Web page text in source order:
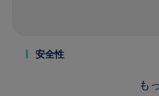
安全性
も